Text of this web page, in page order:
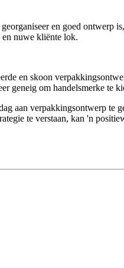
en goed ontwerp
en nuwe kliënte lok.
en skoon
geneig om handelsmerke te
aan verpakkingsontwerp te
te verstaan, kan 'n